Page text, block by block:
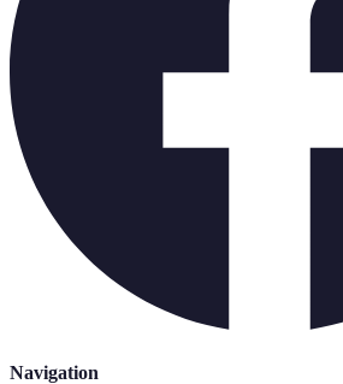
Navigation